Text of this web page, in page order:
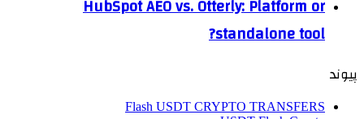
HubSpot AEO vs. Otterly: Platform or
standalone tool?
پیوند
Flash USDT CRYPTO TRANSFERS